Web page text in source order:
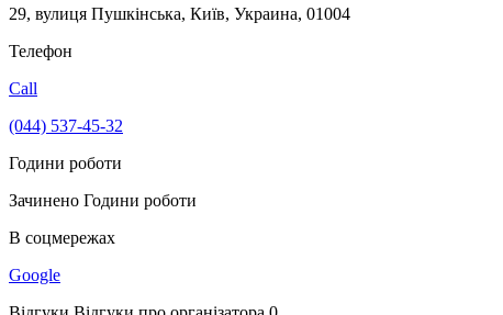
29, вулиця Пушкінська, Київ, Украина, 01004
Телефон
Call
(044) 537-45-32
Години роботи
Зачинено Години роботи
В соцмережах
Google